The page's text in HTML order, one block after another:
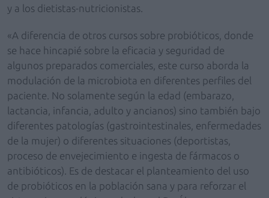
y a los dietistas-nutricionistas.
«A diferencia de otros cursos sobre probióticos, donde
se hace hincapié sobre la eficacia y seguridad de
algunos preparados comerciales, este curso aborda la
modulación de la microbiota en diferentes perfiles del
paciente. No solamente según la edad (embarazo,
lactancia, infancia, adulto y ancianos) sino también bajo
diferentes patologías (gastrointestinales, enfermedades
de la mujer) o diferentes situaciones (deportistas,
proceso de envejecimiento e ingesta de fármacos o
antibióticos). Es de destacar el planteamiento del uso
de probióticos en la población sana y para reforzar el